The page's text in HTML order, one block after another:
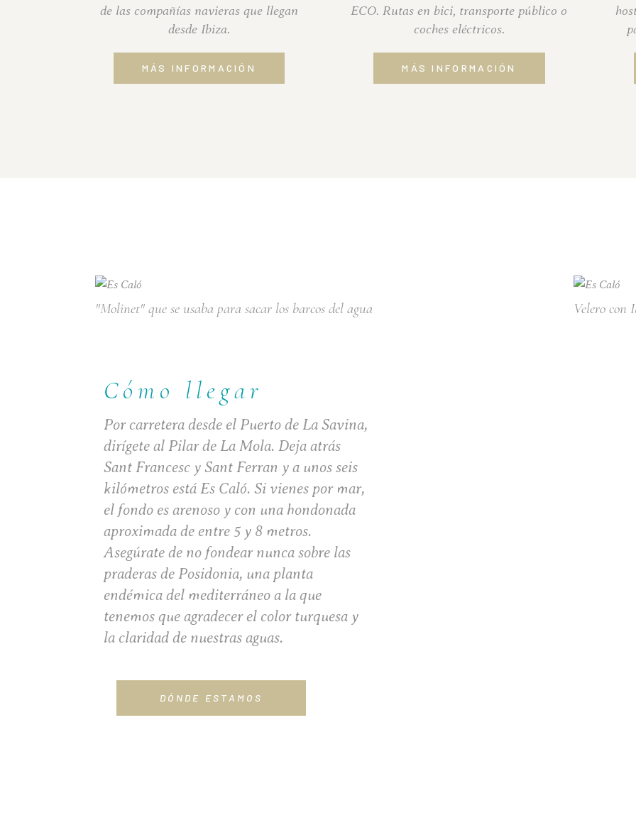
de las compañías navieras que llegan
desde Ibiza.
MÁS INFORMACIÓN
ECO. Rutas en bici, transporte público o
coches eléctricos.
MÁS INFORMACIÓN
"Molinet" que se usaba para sacar los barcos del agua
Cómo llegar
Por carretera desde el Puerto de La Savina,
dirígete al Pilar de La Mola. Deja atrás
Sant Francesc y Sant Ferran y a unos seis
kilómetros está Es Caló. Si vienes por mar,
el fondo es arenoso y con una hondonada
aproximada de entre 5 y 8 metros.
Asegúrate de no fondear nunca sobre las
praderas de Posidonia, una planta
endémica del mediterráneo a la que
tenemos que agradecer el color turquesa y
la claridad de nuestras aguas.
DÓNDE ESTAMOS
Velero con